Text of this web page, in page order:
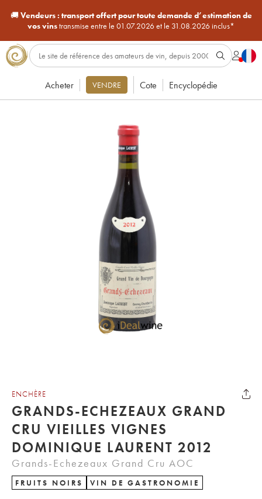
🚚Vendeurs : transport offert pour toute demande d’estimation de
vos vinstransmise entre le 01.07.2026 et le 31.08.2026 inclus*
Acheter VENDRE Cote Encyclopédie
ENCHÈRE
GRANDS-ECHEZEAUX GRAND
CRU VIEILLES VIGNES
DOMINIQUE LAURENT 2012
Grands-Echezeaux Grand Cru AOC
FRUITS NOIRS VIN DE GASTRONOMIE